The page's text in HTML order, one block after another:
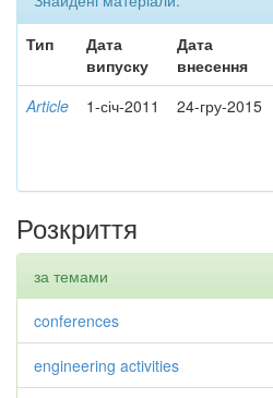
Тип
Дата
випуску
Дата
внесення
Article 1-січ-2011 24-гру-2015
Розкриття
за темами
conferences
engineering activities